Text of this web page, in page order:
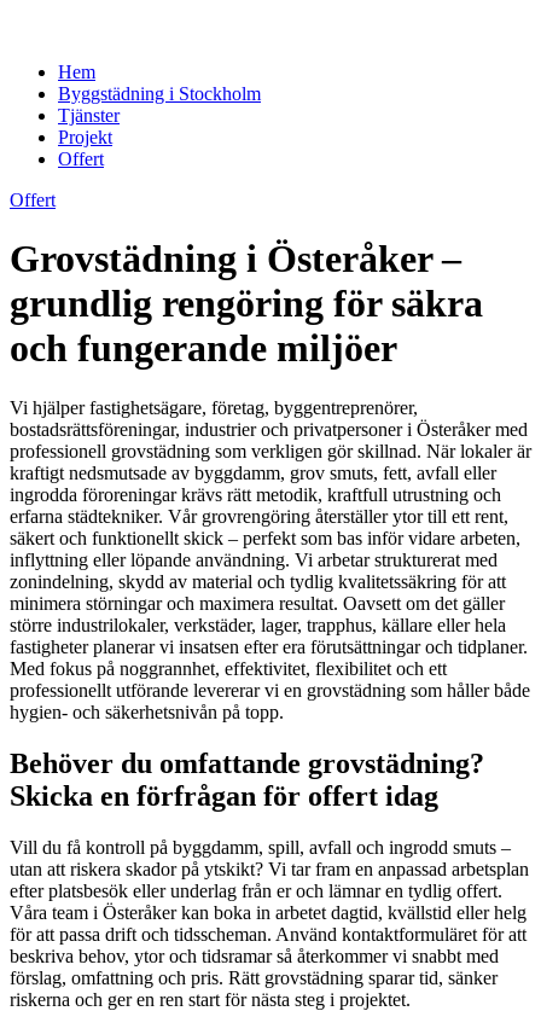
Hem
Byggstädning i Stockholm
Tjänster
Projekt
Offert
Offert
Grovstädning i Österåker –
grundlig rengöring för säkra
och fungerande miljöer
Vi hjälper fastighetsägare, företag, byggentreprenörer,
bostadsrättsföreningar, industrier och privatpersoner i Österåker med
professionell grovstädning som verkligen gör skillnad. När lokaler är
kraftigt nedsmutsade av byggdamm, grov smuts, fett, avfall eller
ingrodda föroreningar krävs rätt metodik, kraftfull utrustning och
erfarna städtekniker. Vår grovrengöring återställer ytor till ett rent,
säkert och funktionellt skick – perfekt som bas inför vidare arbeten,
inflyttning eller löpande användning. Vi arbetar strukturerat med
zonindelning, skydd av material och tydlig kvalitetssäkring för att
minimera störningar och maximera resultat. Oavsett om det gäller
större industrilokaler, verkstäder, lager, trapphus, källare eller hela
fastigheter planerar vi insatsen efter era förutsättningar och tidplaner.
Med fokus på noggrannhet, effektivitet, flexibilitet och ett
professionellt utförande levererar vi en grovstädning som håller både
hygien- och säkerhetsnivån på topp.
Behöver du omfattande grovstädning?
Skicka en förfrågan för offert idag
Vill du få kontroll på byggdamm, spill, avfall och ingrodd smuts –
utan att riskera skador på ytskikt? Vi tar fram en anpassad arbetsplan
efter platsbesök eller underlag från er och lämnar en tydlig offert.
Våra team i Österåker kan boka in arbetet dagtid, kvällstid eller helg
för att passa drift och tidsscheman. Använd kontaktformuläret för att
beskriva behov, ytor och tidsramar så återkommer vi snabbt med
förslag, omfattning och pris. Rätt grovstädning sparar tid, sänker
riskerna och ger en ren start för nästa steg i projektet.